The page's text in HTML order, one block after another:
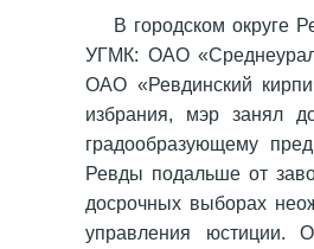
В городском округе
УГМК: ОАО
ОАО «Ревдинский
избрания, мэр занял
градообразующему
Ревды подальше от
досрочных выборах
управления юстиции.